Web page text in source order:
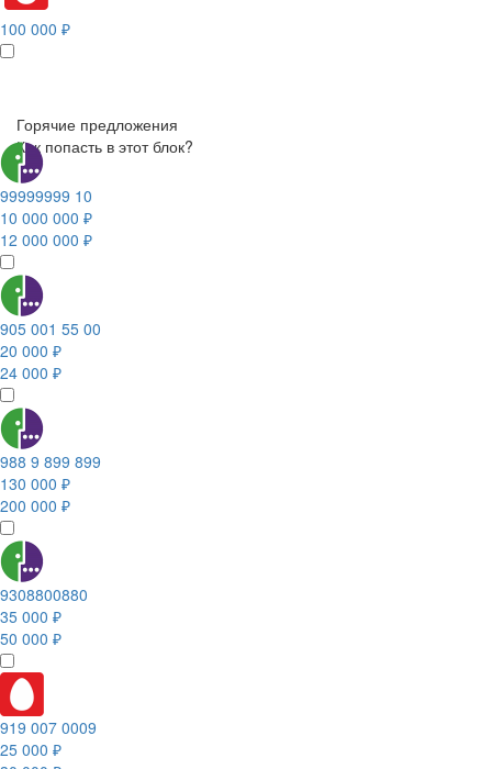
100 000 ₽
Горячие предложения
Как попасть в этот блок?
99999999 10
10 000 000 ₽
12 000 000 ₽
905 001 55 00
20 000 ₽
24 000 ₽
988 9 899 899
130 000 ₽
200 000 ₽
9308800880
35 000 ₽
50 000 ₽
919 007 0009
25 000 ₽